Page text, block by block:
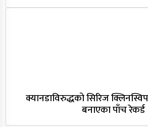
क्यानडाविरुद्धको सिरिज
बनाएका पाँच रेकर्ड